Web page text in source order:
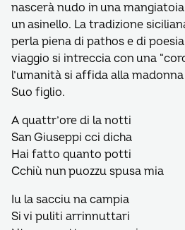
nascerà nudo in una
un asinello. La tradizione
perla piena di pathos e di
viaggio si intreccia con una
l’umanità si affida alla
Suo figlio.
A quattr’ore di la notti
San Giuseppi cci dicha
Hai fatto quanto potti
Cchiù nun puozzu spusa mia
Iu la sacciu na campia
Si vi puliti arrinnuttari